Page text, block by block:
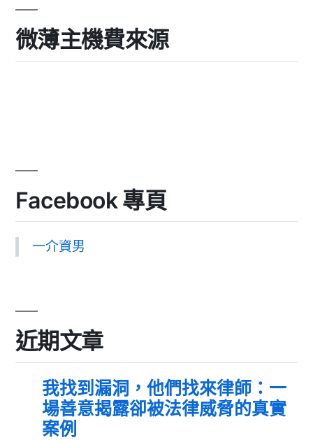
微薄主機費來源
Facebook 專頁
一介資男
近期文章
我找到漏洞，他們找來律師：一
場善意揭露卻被法律威脅的真實
案例